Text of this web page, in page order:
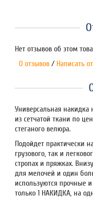
Нет отзывов об этом
0 отзывов / Написать
Универсальная накидка
из сетчатой ткани по
стеганого велюра.
Подойдет практически
грузового, так и
стропах и пряжках.
для мелочей и один
используются прочные
только 1 НАКИДКА, на